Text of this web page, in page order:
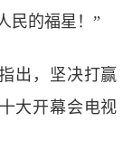
民的福星！”
出，坚决打赢
大开幕会电视